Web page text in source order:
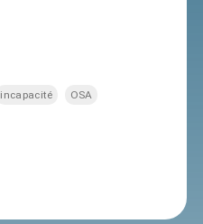
incapacité
OSA